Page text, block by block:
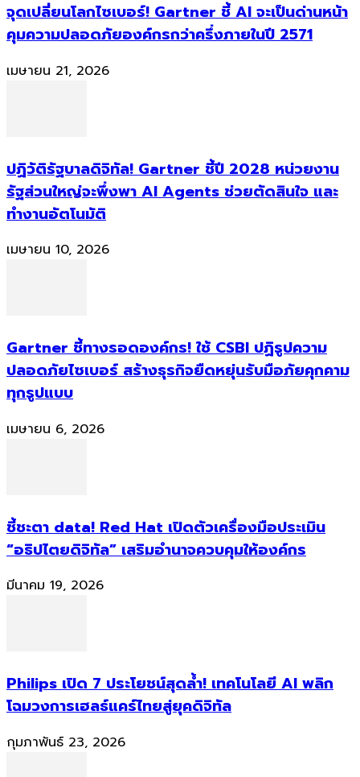
จุดเปลี่ยนโลกไซเบอร์! Gartner ชี้ AI จะเป็นด่านหน้า
คุมความปลอดภัยองค์กรกว่าครึ่งภายในปี 2571
เมษายน 21, 2026
ปฏิวัติรัฐบาลดิจิทัล! Gartner ชี้ปี 2028 หน่วยงาน
รัฐส่วนใหญ่จะพึ่งพา AI Agents ช่วยตัดสินใจ และ
ทำงานอัตโนมัติ
เมษายน 10, 2026
Gartner ชี้ทางรอดองค์กร! ใช้ CSBI ปฏิรูปความ
ปลอดภัยไซเบอร์ สร้างธุรกิจยืดหยุ่นรับมือภัยคุกคาม
ทุกรูปแบบ
เมษายน 6, 2026
ชี้ชะตา data! Red Hat เปิดตัวเครื่องมือประเมิน
“อธิปไตยดิจิทัล” เสริมอำนาจควบคุมให้องค์กร
มีนาคม 19, 2026
Philips เปิด 7 ประโยชน์สุดล้ำ! เทคโนโลยี AI พลิก
โฉมวงการเฮลธ์แคร์ไทยสู่ยุคดิจิทัล
กุมภาพันธ์ 23, 2026